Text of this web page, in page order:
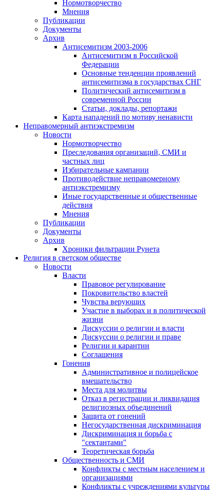
Нормотворчество
Мнения
Публикации
Документы
Архив
Антисемитизм 2003-2006
Антисемитизм в Российской
Федерации
Основные тенденции проявлений
антисемитизма в государствах СНГ
Политический антисемитизм в
современной России
Статьи, доклады, репортажи
Карта нападений по мотиву ненависти
Неправомерный антиэкстремизм
Новости
Нормотворчество
Преследования организаций, СМИ и
частных лиц
Избирательные кампании
Противодействие неправомерному
антиэкстремизму
Иные государственные и общественные
действия
Мнения
Публикации
Документы
Архив
Хроники фильтрации Рунета
Религия в светском обществе
Новости
Власти
Правовое регулирование
Покровительство властей
Чувства верующих
Участие в выборах и в политической
жизни
Дискуссии о религии и власти
Дискуссии о религии и праве
Религии и карантин
Соглашения
Гонения
Административное и полицейское
вмешательство
Места для молитвы
Отказ в регистрации и ликвидация
религиозных объединений
Защита от гонений
Негосударственная дискриминация
Дискриминация и борьба с
"сектантами"
Теоретическая борьба
Общественность и СМИ
Конфликты с местным населением и
организациями
Конфликты с учреждениями культуры